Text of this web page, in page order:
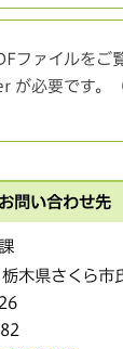
ファイルをご
が必要です。
問い合わせ先
木県さくら市